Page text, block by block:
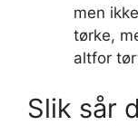
men
tørke,
altfor
Slik sår